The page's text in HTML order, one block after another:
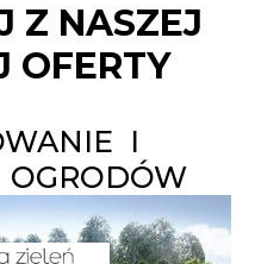
Z NASZEJ
OFERTY
I